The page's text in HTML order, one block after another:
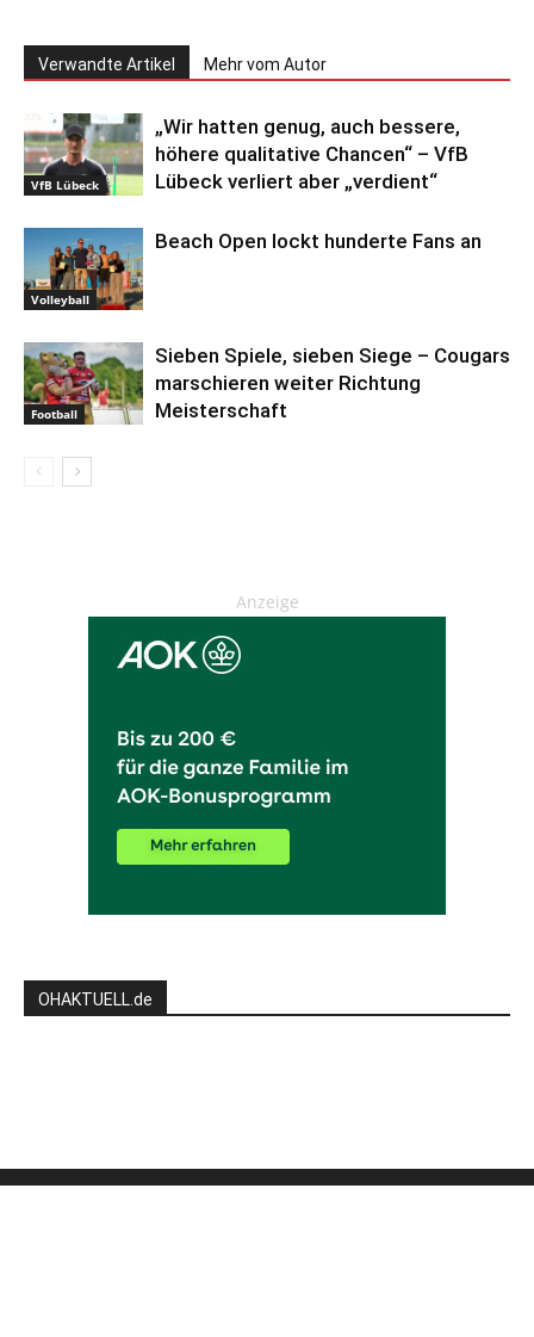
Verwandte Artikel Mehr vom Autor
VfB Lübeck
„Wir hatten genug, auch bessere,
höhere qualitative Chancen“ – VfB
Lübeck verliert aber „verdient“
Volleyball
Beach Open lockt hunderte Fans an
Football
Sieben Spiele, sieben Siege – Cougars
marschieren weiter Richtung
Meisterschaft
Anzeige
OHAKTUELL.de